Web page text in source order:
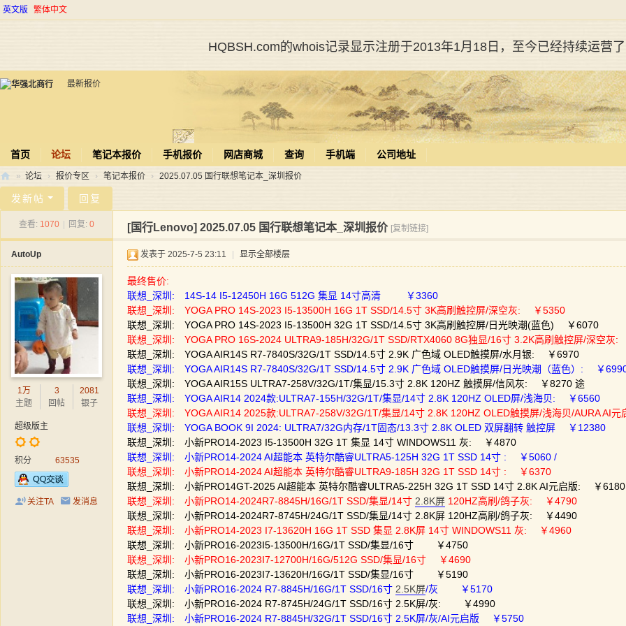
英文版 繁体中文
HQBSH.com的whois记录显示注册于2013年1月18日，至今已经持续运营了
最新报价
首页 论坛 笔记本报价 手机报价 网店商城 查询 手机端 公司地址
北
» 论坛 › 报价专区 › 笔记本报价 › 2025.07.05 国行联想笔记本_深圳报价
发新帖 回复
查看: 1070 回复: 0 [国行Lenovo] 2025.07.05 国行联想笔记本_深圳报价 [复制链接]
AutoUp
1万
主题
3
回帖
2081
银子
超级版主
积分 63535
关注TA 发消息
发表于 2025-7-5 23:11 显示全部楼层
最终售价:
联想_深圳: 14S-14 I5-12450H 16G 512G 集显 14寸高清 ￥3360
联想_深圳: YOGA PRO 14S-2023 I5-13500H 16G 1T SSD/14.5寸 3K高刷触控屏/深空灰: ￥5350
联想_深圳: YOGA PRO 14S-2023 I5-13500H 32G 1T SSD/14.5寸 3K高刷触控屏/日光映潮(蓝色) ￥6070
联想_深圳: YOGA PRO 16S-2024 ULTRA9-185H/32G/1T SSD/RTX4060 8G独显/16寸 3.2K高刷触控屏/深空
联想_深圳: YOGA AIR14S R7-7840S/32G/1T SSD/14.5寸 2.9K 广色域 OLED触摸屏/水月银: ￥6970
联想_深圳: YOGA AIR14S R7-7840S/32G/1T SSD/14.5寸 2.9K 广色域 OLED触摸屏/日光映潮（蓝色）: ￥
联想_深圳: YOGA AIR15S ULTRA7-258V/32G/1T/集显/15.3寸 2.8K 120HZ 触摸屏/信风灰: ￥8270 途
联想_深圳: YOGA AIR14 2024款:ULTRA7-155H/32G/1T/集显/14寸 2.8K 120HZ OLED屏/浅海贝: ￥6560
联想_深圳: YOGA AIR14 2025款:ULTRA7-258V/32G/1T/集显/14寸 2.8K 120HZ OLED触摸屏/浅海贝/AURA AI
联想_深圳: YOGA BOOK 9I 2024: ULTRA7/32G内存/1T固态/13.3寸 2.8K OLED 双屏翻转 触控屏 ￥12380
联想_深圳: 小新PRO14-2023 I5-13500H 32G 1T 集显 14寸 WINDOWS11 灰: ￥4870
联想_深圳: 小新PRO14-2024 AI超能本 英特尔酷睿ULTRA5-125H 32G 1T SSD 14寸 : ￥5060 /
联想_深圳: 小新PRO14-2024 AI超能本 英特尔酷睿ULTRA9-185H 32G 1T SSD 14寸 : ￥6370
联想_深圳: 小新PRO14GT-2025 AI超能本 英特尔酷睿ULTRA5-225H 32G 1T SSD 14寸 2.8K AI元启版: ￥
联想_深圳: 小新PRO14-2024R7-8845H/16G/1T SSD/集显/14寸 2.8K屏 120HZ高刷/鸽子灰: ￥4790
联想_深圳: 小新PRO14-2024R7-8745H/24G/1T SSD/集显/14寸 2.8K屏 120HZ高刷/鸽子灰: ￥4490
联想_深圳: 小新PRO14-2023 I7-13620H 16G 1T SSD 集显 2.8K屏 14寸 WINDOWS11 灰: ￥4960
联想_深圳: 小新PRO16-2023I5-13500H/16G/1T SSD/集显/16寸 ￥4750
联想_深圳: 小新PRO16-2023I7-12700H/16G/512G SSD/集显/16寸 ￥4690
联想_深圳: 小新PRO16-2023I7-13620H/16G/1T SSD/集显/16寸 ￥5190
联想_深圳: 小新PRO16-2024 R7-8845H/16G/1T SSD/16寸 2.5K屏/灰 ￥5170
联想_深圳: 小新PRO16-2024 R7-8745H/24G/1T SSD/16寸 2.5K屏/灰: ￥4990
联想_深圳: 小新PRO16-2024 R7-8845H/32G/1T SSD/16寸 2.5K屏/灰/AI元启版 ￥5750